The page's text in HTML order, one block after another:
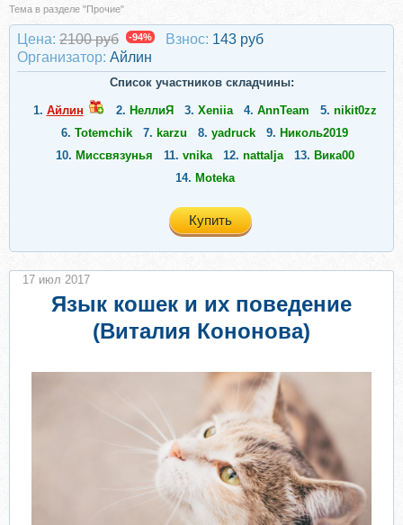
Тема в разделе "Прочие"
Цена: 2100 руб -94% Взнос: 143 руб
Организатор: Айлин
Список участников складчины:
1. Айлин 2. НеллиЯ 3. Xeniia 4. AnnTeam 5. nikit0zz
6. Totemchik 7. karzu 8. yadruck 9. Николь2019
10. Миссвязунья 11. vnika 12. nattalja 13. Вика00
14. Moteka
Купить
Язык кошек и их поведение
(Виталия Кононова)
17 июл 2017